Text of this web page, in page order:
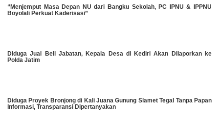
“Menjemput Masa Depan NU dari Bangku Sekolah, PC IPNU & IPPNU
Boyolali Perkuat Kaderisasi”
Diduga Jual Beli Jabatan, Kepala Desa di Kediri Akan Dilaporkan ke
Polda Jatim
Diduga Proyek Bronjong di Kali Juana Gunung Slamet Tegal Tanpa Papan
Informasi, Transparansi Dipertanyakan